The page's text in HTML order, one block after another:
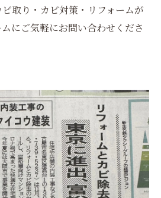
取り・カビ対策・リフォームが
にご気軽にお問い合わせくださ